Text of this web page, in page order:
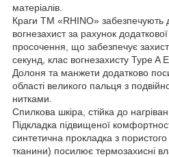
матеріалів.
Краги ТМ «RHINO» забезпечують
вогнезахист за рахунок
просочення, що забезпечує
секунд, клас вогнезахисту Type A
Долоня та манжети додатково
області великого пальця з
нитками.
Спилкова шкіра, стійка до
Підкладка підвищеної
синтетична прокладка з
тканини) посилює термозахисні